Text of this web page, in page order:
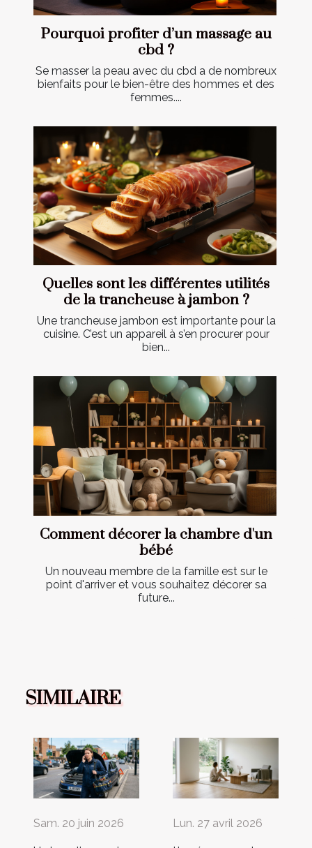
Pourquoi profiter d’un massage au
cbd ?
Se masser la peau avec du cbd a de nombreux
bienfaits pour le bien-être des hommes et des
femmes....
Quelles sont les différentes utilités
de la trancheuse à jambon ?
Une trancheuse jambon est importante pour la
cuisine. C’est un appareil à s’en procurer pour
bien...
Comment décorer la chambre d'un
bébé
Un nouveau membre de la famille est sur le
point d'arriver et vous souhaitez décorer sa
future...
SIMILAIRE
Sam. 20 juin 2026 Lun. 27 avril 2026